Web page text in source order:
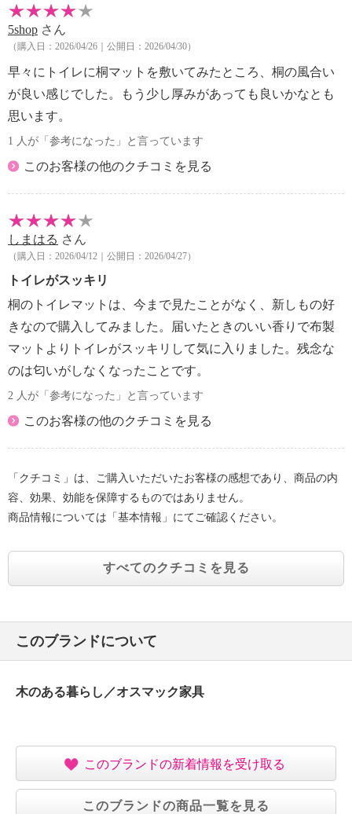
5shop さん
（購入日：2026/04/26｜公開日：2026/04/30）
早々にトイレに桐マットを敷いてみたところ、桐の風合い
が良い感じでした。もう少し厚みがあっても良いかなとも
思います。
1 人が「参考になった」と言っています
このお客様の他のクチコミを見る
しまはる さん
（購入日：2026/04/12｜公開日：2026/04/27）
トイレがスッキリ
桐のトイレマットは、今まで見たことがなく、新しもの好
きなので購入してみました。届いたときのいい香りで布製
マットよりトイレがスッキリして気に入りました。残念な
のは匂いがしなくなったことです。
2 人が「参考になった」と言っています
このお客様の他のクチコミを見る
「クチコミ」は、ご購入いただいたお客様の感想であり、商品の内
容、効果、効能を保障するものではありません。
商品情報については「基本情報」にてご確認ください。
すべてのクチコミを見る
このブランドについて
木のある暮らし／オスマック家具
このブランドの新着情報を受け取る
このブランドの商品一覧を見る